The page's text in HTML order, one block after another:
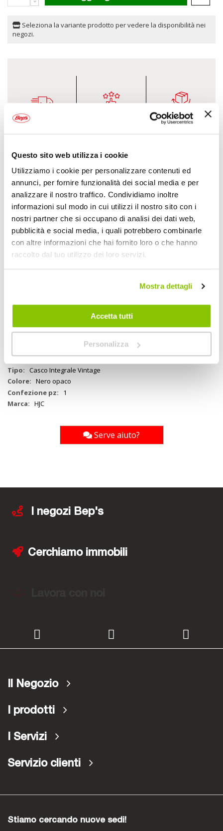
Questo sito web utilizza i cookie
Utilizziamo i cookie per personalizzare contenuti ed
annunci, per fornire funzionalità dei social media e per
analizzare il nostro traffico. Condividiamo inoltre
informazioni sul modo in cui utilizzi il nostro sito con i
nostri partner che si occupano di analisi dei dati web,
pubblicità e social media, i quali potrebbero combinarle
con altre informazioni che hai fornito loro o che hanno
raccolto dal tuo utilizzo dei loro servizi.
Mostra dettagli
Accetta tutti
Personalizza
Seleziona la variante prodotto per vedere la disponibilità nei
negozi.
Descrizione
Calotta leggera in fibra di vetro. Prestazioni aerodinamiche. Interni
sicurezza. Sostituzione rapida della visiera con viti. Omologazione
Specifiche tecniche
Maggiori
Moto
Casco Integrale Vintage
Nero opaco
1
HJC
Serve aiuto?
I negozi Bep's
Cerchiamo immobili
Il Negozio
I prodotti
I Servizi
Servizio clienti
Stiamo cercando nuove sedi!